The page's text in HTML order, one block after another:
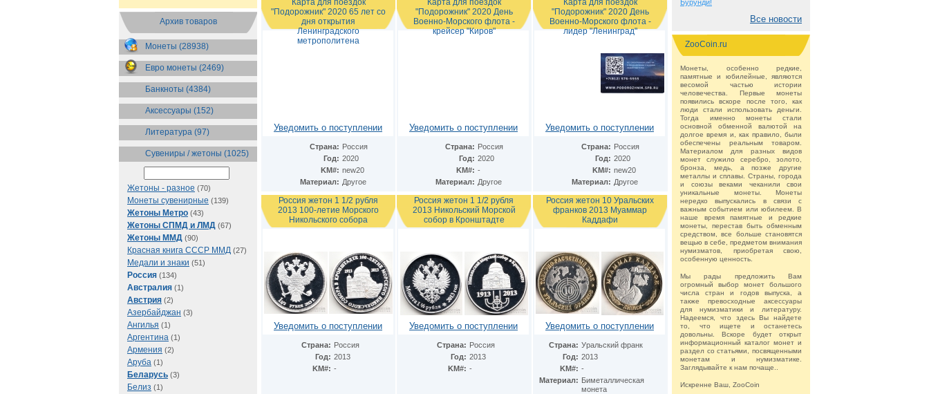
Архив товаров
Монеты (28938)
Евро монеты (2469)
Банкноты (4384)
Аксессуары (152)
Литература (97)
Сувениры / жетоны (1025)
Жетоны - разное (70)
Монеты сувенирные (139)
Жетоны Метро (43)
Жетоны СПМД и ЛМД (67)
Жетоны ММД (90)
Красная книга СССР ММД (27)
Медали и знаки (51)
Россия (134)
Австралия (1)
Австрия (2)
Азербайджан (3)
Ангилья (1)
Аргентина (1)
Армения (2)
Аруба (1)
Беларусь (3)
Белиз (1)
Бурунди!
Все новости
ZooCoin.ru
Монеты, особенно редкие,
памятные и юбилейные, являются
весомой частью истории
человечества. Первые монеты
появились вскоре после того, как
люди стали использовать деньги.
Тогда именно монеты стали
основной обменной валютой на
долгое время и, как правило, были
обеспечены реальным товаром.
Материалом для разных видов
монет служило серебро, золото,
бронза, медь, а позже другие
металлы и сплавы. Страны, города
и союзы веками чеканили свои
уникальные монеты. Монеты
нередко выпускались в связи с
важным событием или юбилеем. В
наше время памятные и редкие
монеты, перестав быть обменным
средством, все больше становятся
вещью в себе, предметом внимания
нумизматов, приобретая свою,
особенную ценность.
Мы рады предложить Вам
огромный выбор монет большого
числа стран и годов выпуска, а
также превосходные аксессуары
для нумизматики и литературу.
Надеемся, что здесь Вы найдете
то, что ищете и останетесь
довольны. Вскоре будет открыт
информационный каталог монет и
раздел со статьями, посвященными
монетам и нумизматике.
Заглядывайте к нам почаще..
Искренне Ваш, ZooCoin
Карта для поездок
"Подорожник" 2020 65 лет со
дня открытия
Ленинградского
метрополитена
Уведомить о поступлении
Страна: Россия
Год: 2020
KM#: new20
Материал: Другое
Карта для поездок
"Подорожник" 2020 День
Военно-Морского флота -
крейсер "Киров"
Уведомить о поступлении
Страна: Россия
Год: 2020
KM#: -
Материал: Другое
Карта для поездок
"Подорожник" 2020 День
Военно-Морского флота -
лидер "Ленинград"
Уведомить о поступлении
Страна: Россия
Год: 2020
KM#: new20
Материал: Другое
Россия жетон 1 1/2 рубля
2013 100-летие Морского
Никольского собора
Уведомить о поступлении
Страна: Россия
Год: 2013
KM#: -
Россия жетон 1 1/2 рубля
2013 Никольский Морской
собор в Кронштадте
Уведомить о поступлении
Страна: Россия
Год: 2013
KM#: -
Россия жетон 10 Уральских
франков 2013 Муаммар
Каддафи
Уведомить о поступлении
Страна: Уральский франк
Год: 2013
KM#: -
Материал: Биметаллическая
монета